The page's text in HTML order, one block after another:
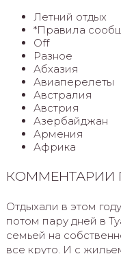
Летний отдых
*Правила
Off
Разное
Абхазия
Авиаперелеты
Австралия
Австрия
Азербайджан
Армения
Африка
КОММЕНТАРИИ
Отдыхали в этом
потом пару дней в
семьей на
все круто. И с